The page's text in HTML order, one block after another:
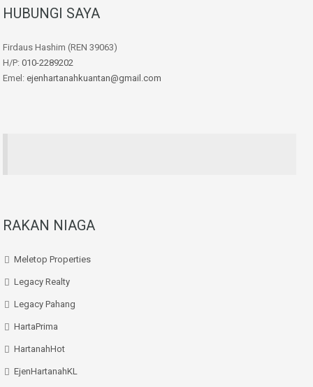
HUBUNGI SAYA
Firdaus Hashim (REN 39063)
H/P: 010-2289202
Emel: ejenhartanahkuantan@gmail.com
RAKAN NIAGA
Meletop Properties
Legacy Realty
Legacy Pahang
HartaPrima
HartanahHot
EjenHartanahKL